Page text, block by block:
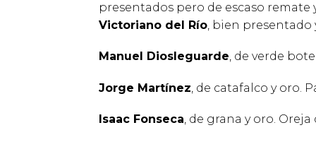
presentados pero de escaso remate
Victoriano del Río, bien presentado
Manuel Diosleguarde, de verde
Jorge Martínez , de catafalco y oro.
Isaac Fonseca , de grana y oro.